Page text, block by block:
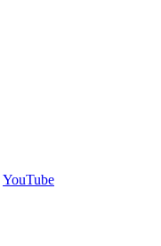
YouTube